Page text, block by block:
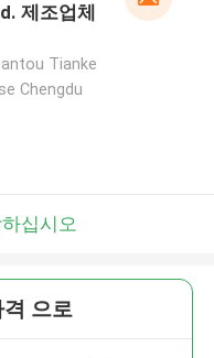
제조업체
Tianke
Chengdu
십시오
으로